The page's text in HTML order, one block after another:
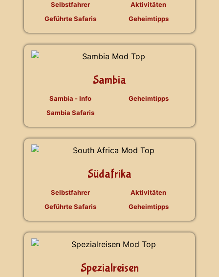
Selbstfahrer
Geführte Safaris
Aktivitäten
Geheimtipps
Sambia
Sambia - Info
Sambia Safaris
Geheimtipps
Südafrika
Selbstfahrer
Geführte Safaris
Aktivitäten
Geheimtipps
Spezialreisen